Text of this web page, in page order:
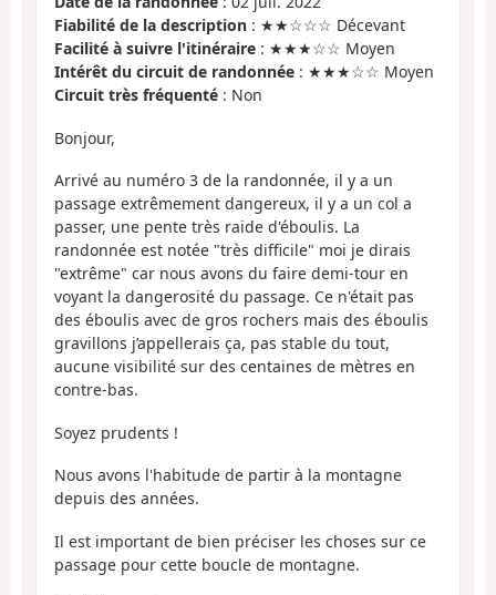
Fiabilité de la description : ★★☆☆☆ Décevant
Facilité à suivre l'itinéraire : ★★★☆☆ Moyen
Intérêt du circuit de randonnée : ★★★☆☆ Moyen
Circuit très fréquenté : Non
Bonjour,
Arrivé au numéro 3 de la randonnée, il y a un
passage extrêmement dangereux, il y a un col a
passer, une pente très raide d'éboulis. La
randonnée est notée "très difficile" moi je dirais
"extrême" car nous avons du faire demi-tour en
voyant la dangerosité du passage. Ce n'était pas
des éboulis avec de gros rochers mais des éboulis
gravillons j’appellerais ça, pas stable du tout,
aucune visibilité sur des centaines de mètres en
contre-bas.
Soyez prudents !
Nous avons l'habitude de partir à la montagne
depuis des années.
Il est important de bien préciser les choses sur ce
passage pour cette boucle de montagne.